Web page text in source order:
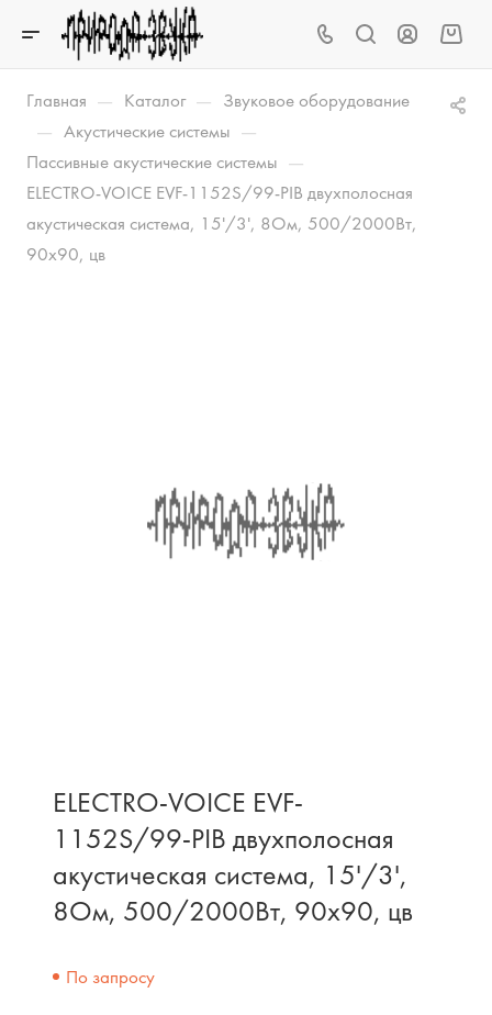
Главная — Каталог — Звуковое оборудование
— Акустические системы —
Пассивные акустические системы —
ELECTRO-VOICE EVF-1152S/99-PIB двухполосная
акустическая система, 15'/3', 8Ом, 500/2000Вт,
90x90, цв
ELECTRO-VOICE EVF-
1152S/99-PIB двухполосная
акустическая система, 15'/3',
8Ом, 500/2000Вт, 90x90, цв
По запросу